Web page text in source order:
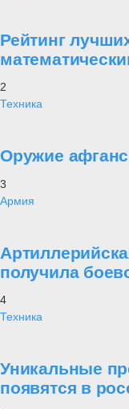
Рейтинг
2
Техника
Оружие
3
Армия
получила
4
Техника
Уникальные
появятся в